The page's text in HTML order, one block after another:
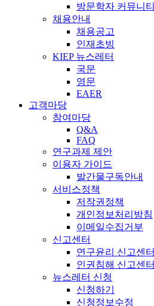
방문학자 커뮤니티
채용안내
채용공고
인재초빙
KIEP 뉴스레터
국문
영문
EAER
고객마당
참여마당
Q&A
FAQ
연구과제 제안
이용자 가이드
발간물구독안내
서비스정책
저작권정책
개인정보처리방침
이메일수집거부
신고센터
연구윤리 신고센터
인권침해 신고센터
뉴스레터 신청
신청하기
신청정보수정